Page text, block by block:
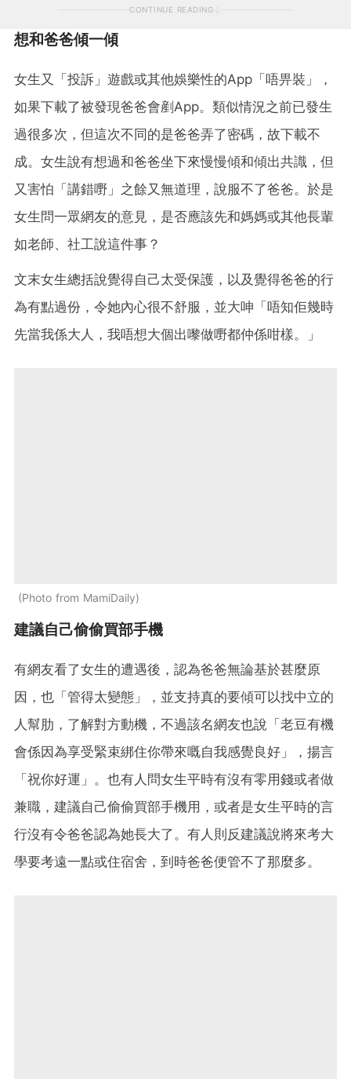
CONTINUE READING
想和爸爸傾一傾
女生又「投訴」遊戲或其他娛樂性的App「唔畀裝」，
如果下載了被發現爸爸會剷App。類似情況之前已發生
過很多次，但這次不同的是爸爸弄了密碼，故下載不
成。女生說有想過和爸爸坐下來慢慢傾和傾出共識，但
又害怕「講錯嘢」之餘又無道理，說服不了爸爸。於是
女生問一眾網友的意見，是否應該先和媽媽或其他長輩
如老師、社工說這件事？
文末女生總括說覺得自己太受保護，以及覺得爸爸的行
為有點過份，令她內心很不舒服，並大呻「唔知佢幾時
先當我係大人，我唔想大個出嚟做嘢都仲係咁樣。」
Photo from MamiDaily
建議自己偷偷買部手機
有網友看了女生的遭遇後，認為爸爸無論基於甚麼原
因，也「管得太變態」，並支持真的要傾可以找中立的
人幫肋，了解對方動機，不過該名網友也說「老豆有機
會係因為享受緊束綁住你帶來嘅自我感覺良好」，揚言
「祝你好運」。也有人問女生平時有沒有零用錢或者做
兼職，建議自己偷偷買部手機用，或者是女生平時的言
行沒有令爸爸認為她長大了。有人則反建議說將來考大
學要考遠一點或住宿舍，到時爸爸便管不了那麼多。